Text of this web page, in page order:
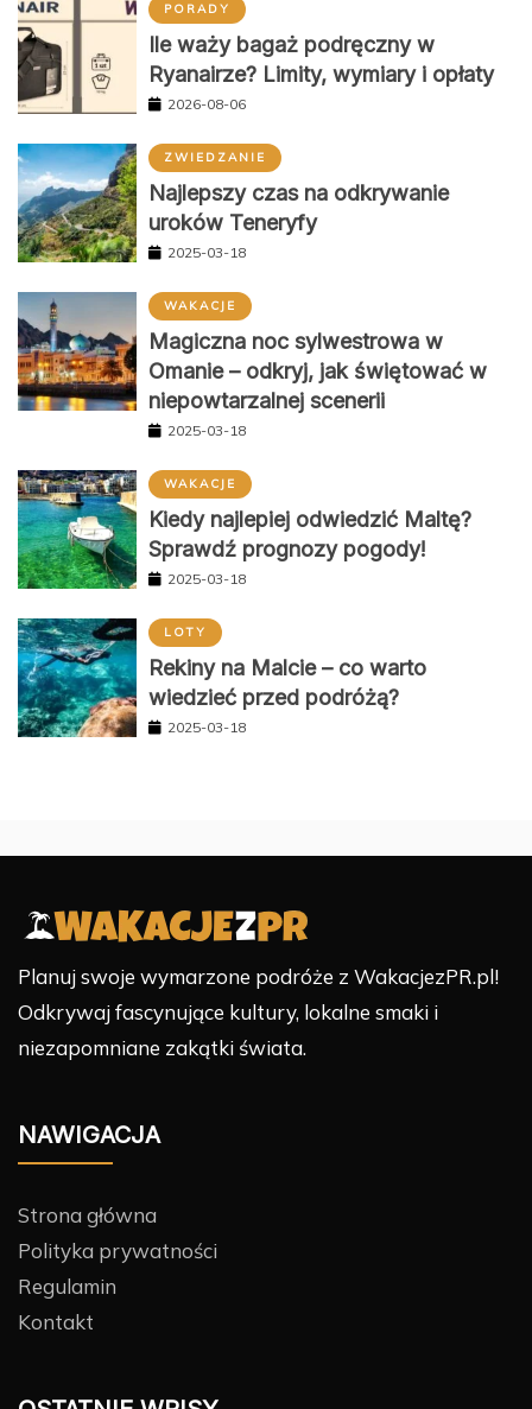
PORADY
Ile waży bagaż podręczny w
Ryanairze? Limity, wymiary i opłaty
2026-08-06
ZWIEDZANIE
Najlepszy czas na odkrywanie
uroków Teneryfy
2025-03-18
WAKACJE
Magiczna noc sylwestrowa w
Omanie – odkryj, jak świętować w
niepowtarzalnej scenerii
2025-03-18
WAKACJE
Kiedy najlepiej odwiedzić Maltę?
Sprawdź prognozy pogody!
2025-03-18
LOTY
Rekiny na Malcie – co warto
wiedzieć przed podróżą?
2025-03-18
Planuj swoje wymarzone podróże z WakacjezPR.pl!
Odkrywaj fascynujące kultury, lokalne smaki i
niezapomniane zakątki świata.
NAWIGACJA
Strona główna
Polityka prywatności
Regulamin
Kontakt